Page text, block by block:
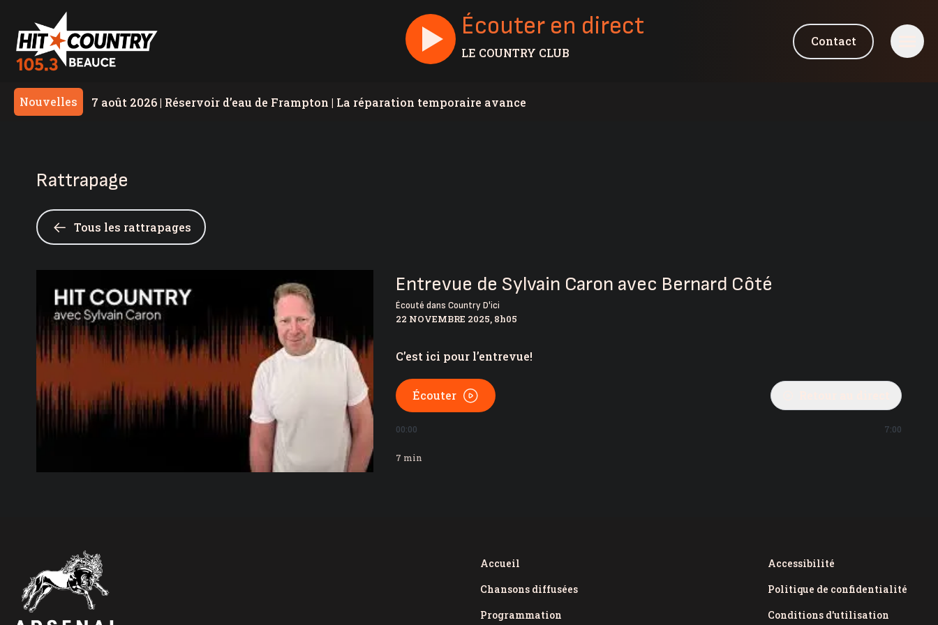
Écouter en direct
LE COUNTRY CLUB
Contact
Nouvelles 7 août 2026| Réservoir d’eau de Frampton | La réparation temporaire avance
7 août 2026
7 août 2026|Les Éleveurs de porcs de la Beauce soulignent leur 60e anniversaire
6 août 2026|600 embarcations vérifiées lors de l’Opération nationale concertée en sécurité
6 août 2026|Yanick Godbout sera le candidat du Parti Québécois dans Lévis
6 août 2026|Nouvelle convention collective dans le secteur de la sécurité privée
6 août 2026|
Accident sur la route 271 à Saint-Éphrem
6 août 2026|La future salle communautaire de Frampton a désormais un nom
Rattrapage
Tous les rattrapages
Entrevue de Sylvain Caron avec Bernard Côté
Écouté dansCountry D'ici
22 NOVEMBRE 2025, 8h05
C’est ici pour l’entrevue!
Écouter
00:00 7:00
7 min
Accueil
Chansons diffusées
Programmation
Accessibilité
Politique de confidentialité
Conditions d'utilisation